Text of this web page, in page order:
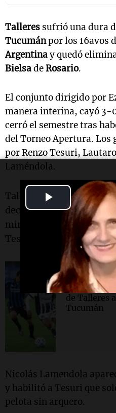
Play
Video
Talleres sufrió una dura
Tucumánpor los 16avos
Argentinay quedó
BielsadeRosario.
El conjunto dirigido por
manera interina, cayó 3-
cerró el semestre tras
del Torneo Apertura. Los
por Renzo Tesuri,
Laméndola.
Talleres entró dormido
decano" golpeó y abrió
minutos del partido
Tesuri.
La Cadena del
Los
de Talleres
Tucumán
Nicolás Lamendola
y habilitó a Tesuri que
pelota sin arquero.